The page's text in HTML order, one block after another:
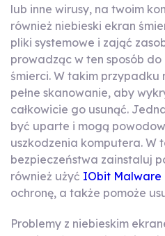
lub inne wirusy, na twoim
również niebieski ekran
pliki systemowe i zająć
prowadząc w ten sposób
śmierci. W takim przypadku
pełne skanowanie, aby
całkowicie go usunąć.
być uparte i mogą
uszkodzenia komputera. W
bezpieczeństwa zainstaluj
również użyć IObit Malware
ochronę, a także pomoże
Problemy z niebieskim